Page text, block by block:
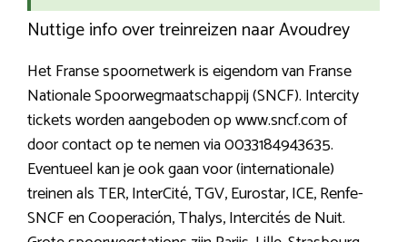
Nuttige info over treinreizen naar Avoudrey
Het Franse spoornetwerk is eigendom van Franse
Nationale Spoorwegmaatschappij (SNCF). Intercity
tickets worden aangeboden op www.sncf.com of
door contact op te nemen via 0033184943635.
Eventueel kan je ook gaan voor (internationale)
treinen als TER, InterCité, TGV, Eurostar, ICE, Renfe-
SNCF en Cooperación, Thalys, Intercités de Nuit.